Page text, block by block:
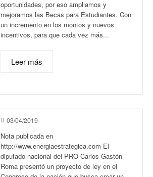
oportunidades, por eso ampliamos y
mejoramos las Becas para Estudiantes. Con
un incremento en los montos y nuevos
incentivos, para que cada vez más...
Leer más
03/04/2019
Nota publicada en
http://www.energiaestrategica.com El
diputado nacional del PRO Carlos Gastón
Roma presentó un proyecto de ley en el